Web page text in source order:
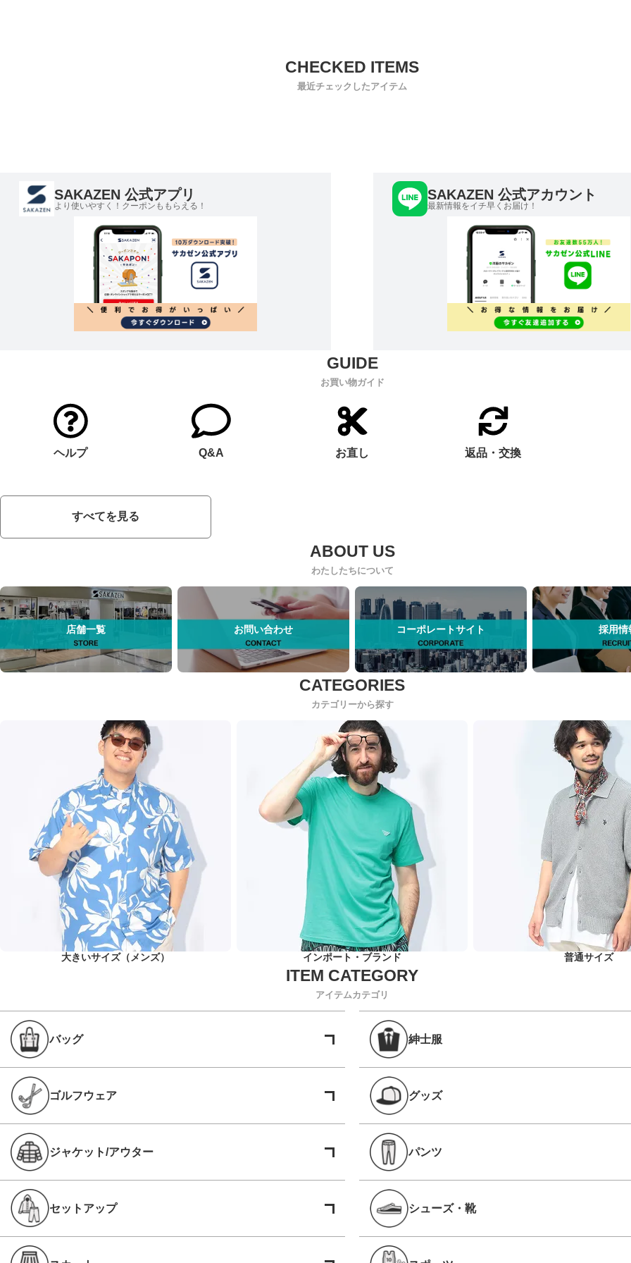
最近チェックしたアイテム
SAKAZEN 公式アプリ
より使いやすく！クーポンももらえる！
SAKAZEN 公式アカウント
最新情報をイチ早くお届け！
お買い物ガイド
ヘルプ Q&A お直し 返品・交換
すべてを見る
わたしたちについて
店舗一覧 お問い合わせ コーポレートサイト 採用情
カテゴリーから探す
大きいサイズ（メンズ） インポート・ブランド 普通サイズ
アイテムカテゴリ
バッグ 紳士服
ゴルフウェア グッズ
ジャケット/アウター パンツ
セットアップ シューズ・靴